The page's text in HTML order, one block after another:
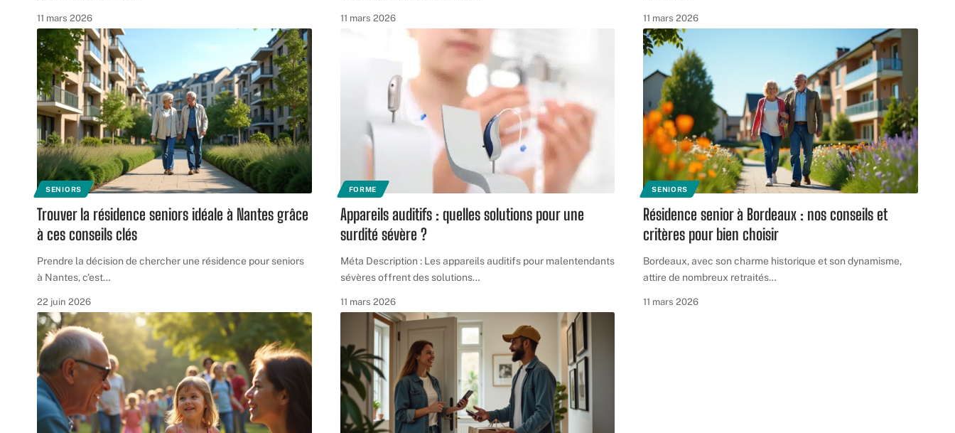
11 mars 2026 11 mars 2026 11 mars 2026
SENIORS
Trouver la résidence seniors idéale à Nantes grâce
à ces conseils clés
Prendre la décision de chercher une résidence pour seniors
à Nantes, c'est…
22 juin 2026
FORME
Appareils auditifs : quelles solutions pour une
surdité sévère ?
Méta Description : Les appareils auditifs pour malentendants
sévères offrent des solutions…
11 mars 2026
SENIORS
Résidence senior à Bordeaux : nos conseils et
critères pour bien choisir
Bordeaux, avec son charme historique et son dynamisme,
attire de nombreux retraités…
11 mars 2026